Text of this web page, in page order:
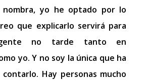
nombra, yo he optado por lo
que explicarlo servirá para
no tarde tanto en
yo. Y no soy la única que ha
Hay personas mucho